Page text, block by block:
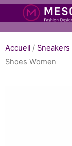
Accueil / Sneakers
Shoes Women